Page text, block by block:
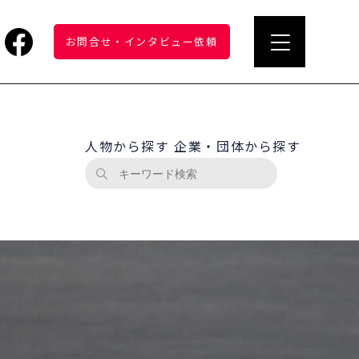
お問合せ ・ インタビュー依頼
人物から探す 企業・団体から探す